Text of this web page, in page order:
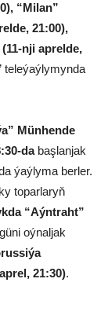
“Milan”
21:00),
nji aprelde,
teleýaýlymynda
Münhende
dabaşlanjak
ýaýlyma berler.
toparlaryň
“Aýntraht”
oýnaljak
21:30).